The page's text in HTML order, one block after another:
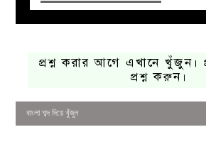
প্রশ্ন করার আগে এখানে খুঁজুন।
প্রশ্ন করুন।